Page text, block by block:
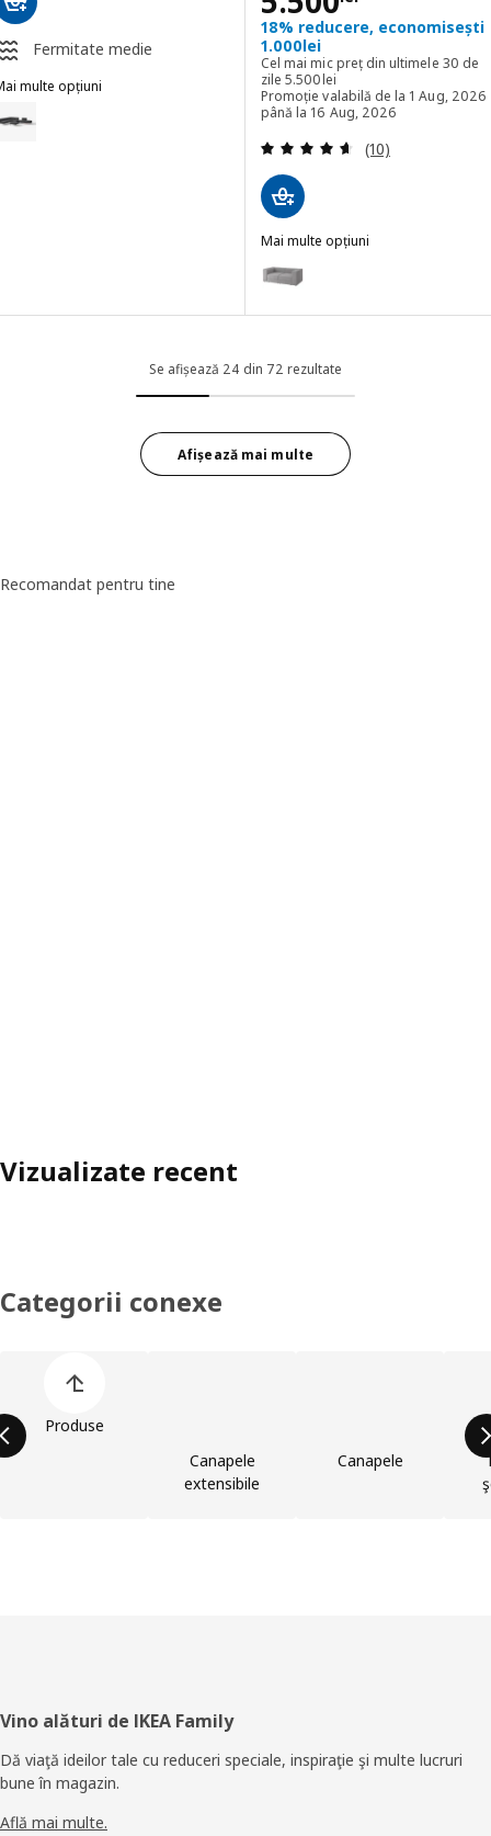
Fermitate medie
multe opțiuni
LILLEHEM, Canapea modulară cu 6 locuri+măsuță,
LILLEHEM, Canapea modulară cu 6 locuri+măsuță,
LILLEHEM, Canapea modulară cu 6 locuri+măsuță, Vissle/
LILLEHEM, Canapea modulară cu 6 locuri+măsuță, Vissle/
LILLEHEM, Canapea modulară cu 6 locuri+măsuță,
18% reducere, economisești
1.000lei
Cel mai mic preț din ultimele 30 de
zile5.500lei
Cel mai mic preț din ultimele 30
Promoție valabilă de la 1 Aug, 2026
până la 16 Aug, 2026
Evaluare: 4.6
(10)
Mai multe opțiuni
Opțiune: JÄTTEBO, Canapea
Opțiune: JÄTTEBO, Canapea
Se afișează 24 din 72 rezultate
Afișează mai multe
Recomandat pentru tine
Vizualizate recent
Categorii conexe
Produse
Canapele
extensibile
Canapele
Subsol
Vino alături de IKEA Family
Dă viaţă ideilor tale cu reduceri speciale, inspiraţie şi multe lucruri
bune în magazin.
Află mai multe.